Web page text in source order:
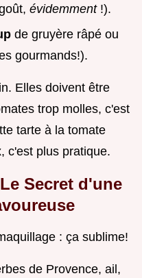
évidemment !).
de gruyère râpé ou
gourmands!).
Elles doivent être
trop molles, c'est
tarte à la tomate
c'est plus pratique.
Secret d'une
: ça sublime!
de Provence, ail,